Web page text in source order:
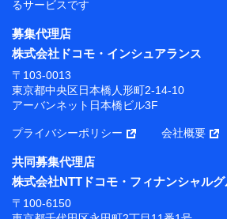
るサービスです
募集代理店
株式会社ドコモ・インシュアランス
〒103-0013
東京都中央区日本橋人形町2-14-10
アーバンネット日本橋ビル3F
プライバシーポリシー 会社概要
共同募集代理店
株式会社NTTドコモ・フィナンシャル
〒100-6150